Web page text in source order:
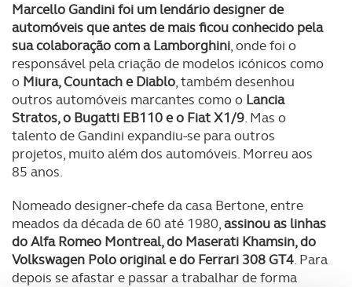
Marcello Gandini foi um lendário designer de
automóveis que antes de mais ficou conhecido pela
sua colaboração com a Lamborghini, onde foi o
responsável pela criação de modelos icónicos como
o Miura, Countach e Diablo, também desenhou
outros automóveis marcantes como o Lancia
Stratos, o Bugatti EB110 e o Fiat X1/9. Mas o
talento de Gandini expandiu-se para outros
projetos, muito além dos automóveis. Morreu aos
85 anos.
Nomeado designer-chefe da casa Bertone, entre
meados da década de 60 até 1980,assinou as linhas
do Alfa Romeo Montreal, do Maserati Khamsin, do
Volkswagen Polo original e do Ferrari 308 GT4. Para
depois se afastar e passar a trabalhar de forma